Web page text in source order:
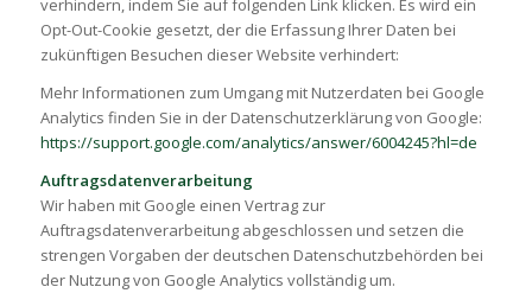
verhindern, indem Sie auf folgenden Link klicken. Es wird ein
Opt-Out-Cookie gesetzt, der die Erfassung Ihrer Daten bei
zukünftigen Besuchen dieser Website verhindert:
Mehr Informationen zum Umgang mit Nutzerdaten bei Google
Analytics finden Sie in der Datenschutzerklärung von Google:
https://support.google.com/analytics/answer/6004245?hl=de
Auftragsdatenverarbeitung
Wir haben mit Google einen Vertrag zur
Auftragsdatenverarbeitung abgeschlossen und setzen die
strengen Vorgaben der deutschen Datenschutzbehörden bei
der Nutzung von Google Analytics vollständig um.